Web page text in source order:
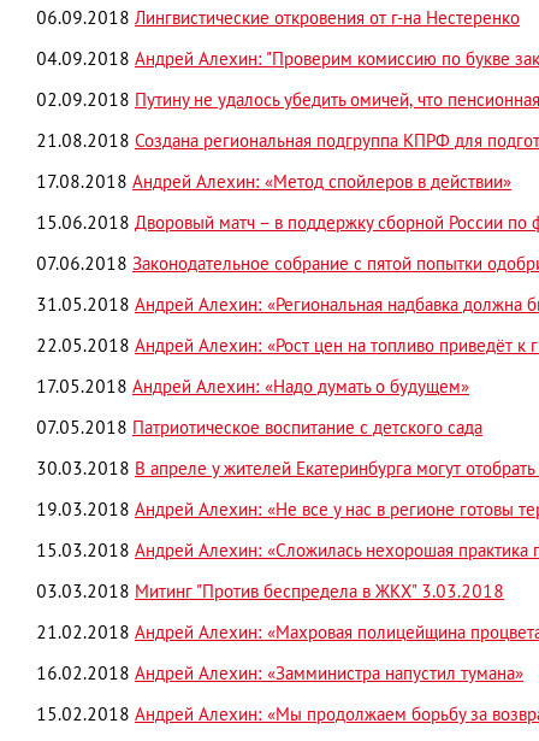
06.09.2018 Лингвистические откровения от г-на Нестеренко
04.09.2018 Андрей Алехин: "Проверим комиссию по букве
02.09.2018 Путину не удалось убедить омичей, что
21.08.2018 Создана региональная подгруппа КПРФ для
17.08.2018 Андрей Алехин: «Метод спойлеров в действии»
15.06.2018 Дворовый матч – в поддержку сборной России по
07.06.2018 Законодательное собрание с пятой попытки
31.05.2018 Андрей Алехин: «Региональная надбавка должна
22.05.2018 Андрей Алехин: «Рост цен на топливо приведёт к
17.05.2018 Андрей Алехин: «Надо думать о будущем»
07.05.2018 Патриотическое воспитание с детского сада
30.03.2018 В апреле у жителей Екатеринбурга могут
19.03.2018 Андрей Алехин: «Не все у нас в регионе готовы
15.03.2018 Андрей Алехин: «Сложилась нехорошая практика
03.03.2018 Митинг "Против беспредела в ЖКХ" 3.03.2018
21.02.2018 Андрей Алехин: «Махровая полицейщина
16.02.2018 Андрей Алехин: «Замминистра напустил тумана»
15.02.2018 Андрей Алехин: «Мы продолжаем борьбу за